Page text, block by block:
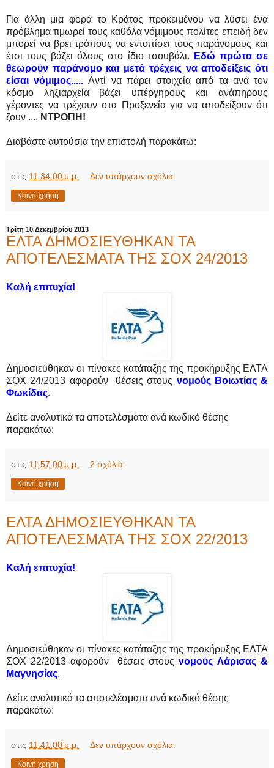
Για άλλη μια φορά το Κράτος προκειμένου να λύσει ένα
πρόβλημα τιμωρεί τους καθόλα νόμιμους πολίτες επειδή δεν
μπορεί να βρει τρόπους να εντοπίσει τους παράνομους και
έτσιτους βάζει όλους στο ίδιο τσουβάλι.
Εδώ πρώτα σε
θεωρούν παράνομο και μετά τρέχεις να αποδείξεις ότι
είσαι νόμιμος.....Αντί να πάρει στοιχεία από τα ανά τον
κόσμο ληξιαρχεία βάζει υπέργηρους και ανάπηρους
γέροντες να τρέχουν στα Προξενεία για να αποδείξουν ότι
ζουν .... ΝΤΡΟΠΗ!
Διαβάστε αυτούσια την επιστολή παρακάτω:
στις 11:34:00 μ.μ. Δεν υπάρχουν σχόλια:
Κοινή χρήση
Τρίτη 10 Δεκεμβρίου 2013
ΕΛΤΑ ΔΗΜΟΣΙΕΥΘΗΚΑΝ ΤΑ
ΑΠΟΤΕΛΕΣΜΑΤΑ ΤΗΣ ΣΟΧ 24/2013
Καλή επιτυχία!
Δημοσιεύθηκαν οι πίνακες κατάταξης της προκήρυξης ΕΛΤΑ
ΣΟΧ 24/2013 αφορούν θέσεις στους νομούς Βοιωτίας &
Φωκίδας.
Δείτε αναλυτικά τα αποτελέσματα ανά κωδικό θέσης
παρακάτω:
στις 11:57:00 μ.μ. 2 σχόλια:
Κοινή χρήση
ΕΛΤΑ ΔΗΜΟΣΙΕΥΘΗΚΑΝ ΤΑ
ΑΠΟΤΕΛΕΣΜΑΤΑ ΤΗΣ ΣΟΧ 22/2013
Καλή επιτυχία!
Δημοσιεύθηκαν οι πίνακες κατάταξης της προκήρυξης ΕΛΤΑ
ΣΟΧ 22/2013 αφορούν θέσεις στουςνομούςΛάρισας &
Μαγνησίας.
Δείτε αναλυτικά τα αποτελέσματα ανά κωδικό θέσης
παρακάτω:
στις 11:41:00 μ.μ. Δεν υπάρχουν σχόλια:
Κοινή χρήση